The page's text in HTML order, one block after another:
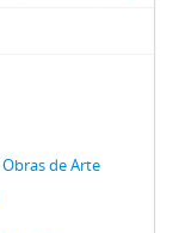
Obras de Arte